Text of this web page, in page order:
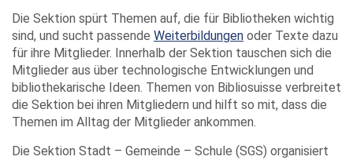
Die Sektion spürt Themen auf, die für Bibliotheken wichtig
sind, und sucht passende Weiterbildungen oder Texte dazu
für ihre Mitglieder. Innerhalb der Sektion tauschen sich die
Mitglieder aus über technologische Entwicklungen und
bibliothekarische Ideen. Themen von Bibliosuisse verbreitet
die Sektion bei ihren Mitgliedern und hilft so mit, dass die
Themen im Alltag der Mitglieder ankommen.
Die Sektion Stadt – Gemeinde – Schule (SGS) organisiert